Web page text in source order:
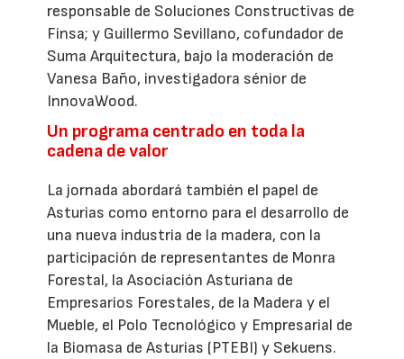
responsable de Soluciones Constructivas de
Finsa; y Guillermo Sevillano, cofundador de
Suma Arquitectura, bajo la moderación de
Vanesa Baño, investigadora sénior de
InnovaWood.
Un programa centrado en toda la
cadena de valor
La jornada abordará también el papel de
Asturias como entorno para el desarrollo de
una nueva industria de la madera, con la
participación de representantes de Monra
Forestal, la Asociación Asturiana de
Empresarios Forestales, de la Madera y el
Mueble, el Polo Tecnológico y Empresarial de
la Biomasa de Asturias (PTEBI) y Sekuens.